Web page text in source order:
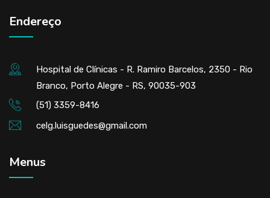
Endereço
Hospital de Clínicas - R. Ramiro Barcelos, 2350 - Rio
Branco, Porto Alegre - RS, 90035-903
(51) 3359-8416
celg.luisguedes@gmail.com
Menus